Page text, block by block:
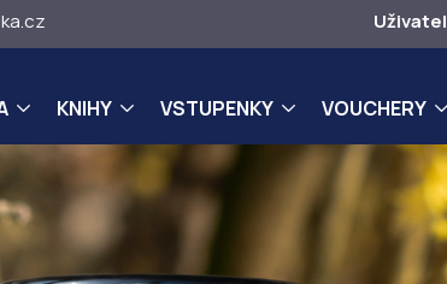
Uživatel
KNIHY VSTUPENKY VOUCHERY